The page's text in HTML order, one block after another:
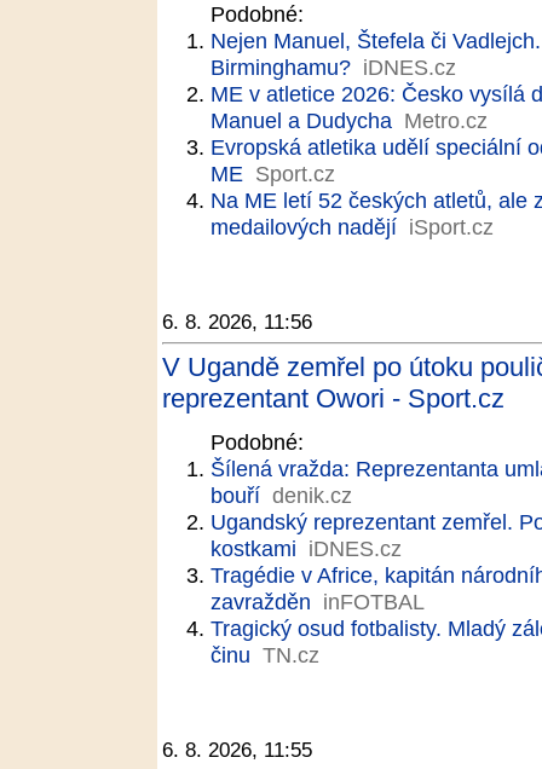
Podobné:
Nejen Manuel, Štefela či
Birminghamu? iDNES.cz
ME v atletice 2026: Česko vysílá
Manuel a Dudycha Metro.cz
Evropská atletika udělí speciální
ME Sport.cz
Na ME letí 52 českých atletů, ale
medailových nadějí iSport.cz
6. 8. 2026, 11:56
V Ugandě zemřel po útoku
reprezentant Owori - Sport.cz
Podobné:
Šílená vražda: Reprezentanta
bouří denik.cz
Ugandský reprezentant zemřel.
kostkami iDNES.cz
Tragédie v Africe, kapitán
zavražděn inFOTBAL
Tragický osud fotbalisty. Mladý
činu TN.cz
6. 8. 2026, 11:55